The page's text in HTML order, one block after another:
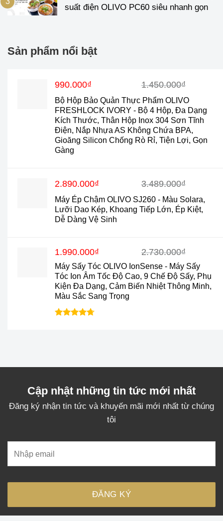
suất điện OLIVO PC60 siêu nhanh gọn
Sản phẩm nổi bật
Bộ Hộp Bảo Quản Thực Phẩm OLIVO
FRESHLOCK IVORY - Bộ 4 Hộp, Đa Dạng
Kích Thước, Thân Hộp Inox 304 Sơn Tĩnh
Điện, Nắp Nhựa AS Không Chứa BPA,
Gioăng Silicon Chống Rò Rỉ, Tiện Lợi, Gọn
Gàng
1.450.000₫
Giá
là:
1.450.000₫.
990.000₫
Giá
tại
là:
990.000₫.
Máy Ép Chậm OLIVO SJ260 - Màu Solara,
Lưỡi Dao Kép, Khoang Tiếp Lớn, Ép Kiệt,
Dễ Dàng Vệ Sinh
3.489.000₫
Giá
là:
3.489.000₫.
2.890.000₫
Giá
tại
là:
2.890.000₫.
Máy Sấy Tóc OLIVO IonSense - Máy Sấy
Tóc Ion Âm Tốc Độ Cao, 9 Chế Độ Sấy, Phụ
Kiện Đa Dạng, Cảm Biến Nhiệt Thông Minh,
Màu Sắc Sang Trọng
2.730.000₫
Giá
là:
2.730.000₫.
1.990.000₫
tại
là:
1.990.000₫.
Cập nhật những tin tức mới nhất
Đăng ký nhận tin tức và khuyến mãi mới nhất từ chúng
tôi